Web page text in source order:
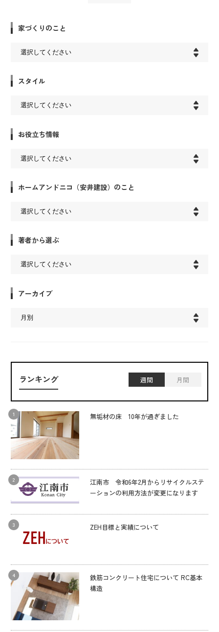
家づくりのこと
スタイル
お役立ち情報
ホームアンドニコ（安井建設）のこと
著者から選ぶ
アーカイブ
ランキング 週間 月間
無垢材の床 10年が過ぎました
江南市 令和6年2月からリサイクルステ
ーションの利用方法が変更になります
ZEH目標と実績について
鉄筋コンクリート住宅について RC基本
構造